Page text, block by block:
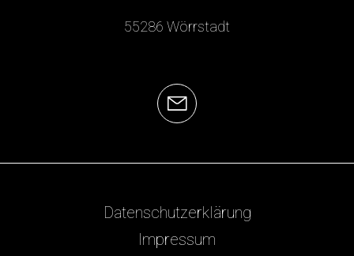
55286 Wörrstadt
Datenschutzerklärung
Impressum